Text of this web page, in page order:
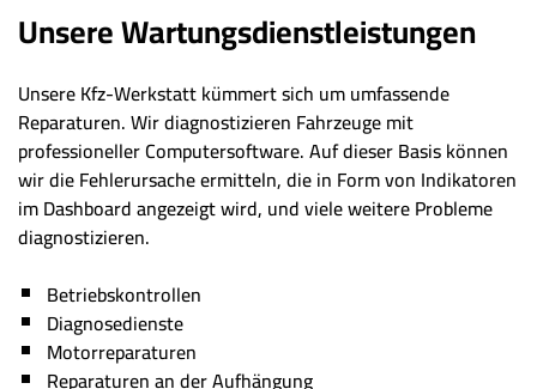
Unsere Wartungsdienstleistungen
Unsere Kfz-Werkstatt kümmert sich um umfassende
Reparaturen. Wir diagnostizieren Fahrzeuge mit
professioneller Computersoftware. Auf dieser Basis können
wir die Fehlerursache ermitteln, die in Form von Indikatoren
im Dashboard angezeigt wird, und viele weitere Probleme
diagnostizieren.
Betriebskontrollen
Diagnosedienste
Motorreparaturen
Reparaturen an der Aufhängung